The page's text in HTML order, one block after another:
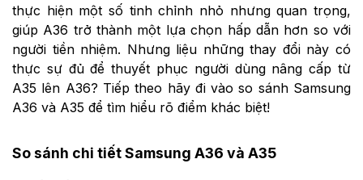
thực hiện một số tinh chỉnh nhỏ nhưng quan trọng,
giúp A36 trở thành một lựa chọn hấp dẫn hơn so với
người tiền nhiệm. Nhưng liệu những thay đổi này có
thực sự đủ để thuyết phục người dùng nâng cấp từ
A35 lên A36? Tiếp theo hãy đi vào so sánh Samsung
A36 và A35 để tìm hiểu rõ điểm khác biệt!
So sánh chi tiết Samsung A36 và A35